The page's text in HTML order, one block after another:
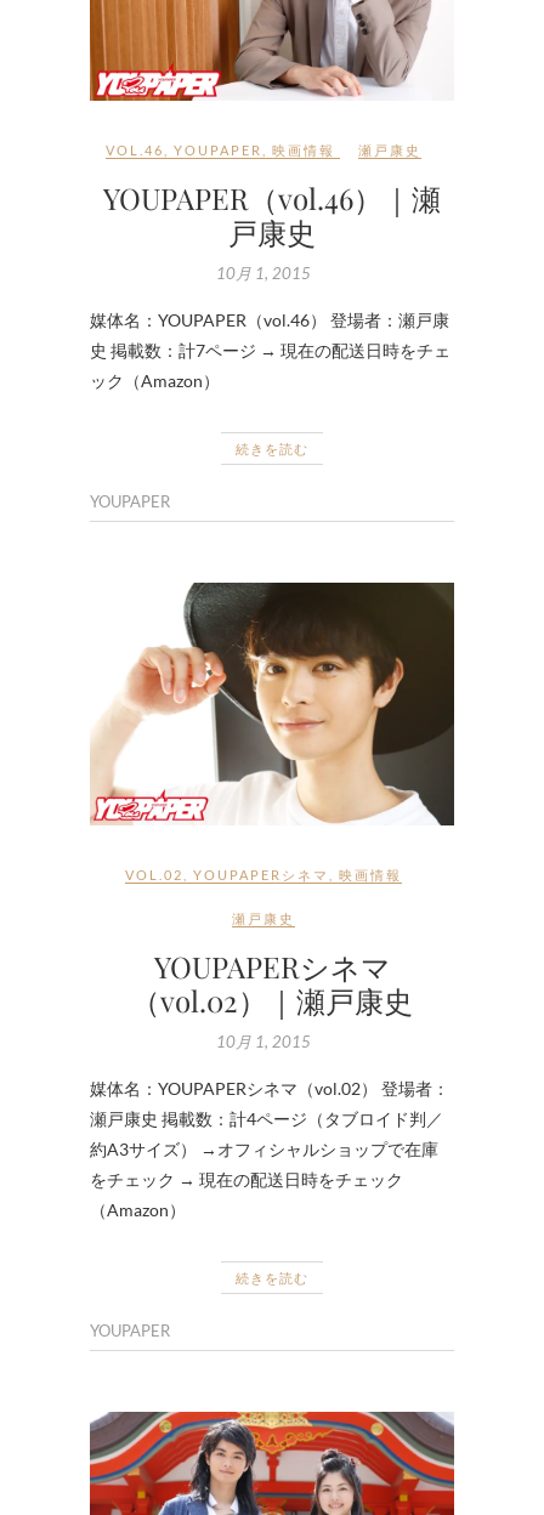
VOL.46 YOUPAPER 映画情報 瀬戸康史
YOUPAPER（vol.46）｜瀬
戸康史
10月 1, 2015
媒体名：YOUPAPER（vol.46） 登場者：瀬戸康
史 掲載数：計7ページ → 現在の配送日時をチェ
ック（Amazon）
続きを読む
YOUPAPER
VOL.02 YOUPAPERシネマ 映画情報
瀬戸康史
YOUPAPERシネマ
（vol.02）｜瀬戸康史
10月 1, 2015
媒体名：YOUPAPERシネマ（vol.02） 登場者：
瀬戸康史 掲載数：計4ページ（タブロイド判／
約A3サイズ） →オフィシャルショップで在庫
をチェック → 現在の配送日時をチェック
（Amazon）
続きを読む
YOUPAPER